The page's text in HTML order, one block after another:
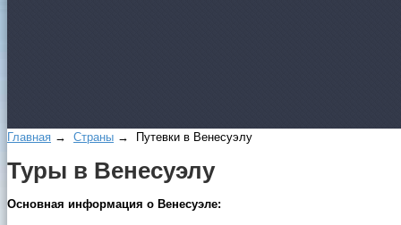
Главная → Страны → Путевки в Венесуэлу
Туры в Венесуэлу
Основная информация о Венесуэле: